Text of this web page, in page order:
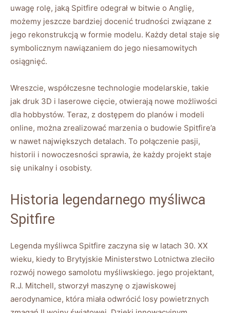
uwagę rolę, jaką Spitfire odegrał w bitwie o Anglię,
możemy jeszcze bardziej docenić trudności związane z
jego rekonstrukcją w formie modelu. Każdy detal staje się
symbolicznym nawiązaniem do jego niesamowitych
osiągnięć.
Wreszcie, współczesne technologie modelarskie, takie
jak druk 3D i laserowe cięcie, otwierają nowe możliwości
dla hobbystów. Teraz, z dostępem do planów i modeli
online, można zrealizować marzenia o budowie Spitfire’a
w nawet największych detalach. To połączenie pasji,
historii i nowoczesności sprawia, że każdy projekt staje
się unikalny i osobisty.
Historia legendarnego myśliwca
Spitfire
Legenda myśliwca Spitfire zaczyna się w latach 30. XX
wieku, kiedy to Brytyjskie Ministerstwo Lotnictwa zleciło
rozwój nowego samolotu myśliwskiego. jego projektant,
R.J. Mitchell, stworzył maszynę o zjawiskowej
aerodynamice, która miała odwrócić losy powietrznych